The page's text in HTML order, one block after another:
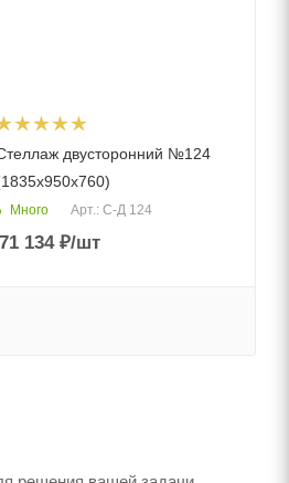
двусторонний №124
Много Арт.: С-Д 124
71 134₽/шт